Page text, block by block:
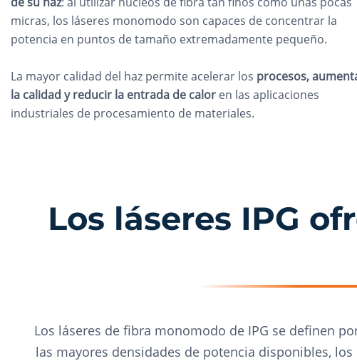
micras, los láseres monomodo son capaces de concentrar la
potencia en puntos de tamaño extremadamente pequeño.
La mayor calidad del haz permite acelerar los procesos,
la calidad y reducir la entrada de calor en las aplicaciones
industriales de procesamiento de materiales.
Los láseres IPG
Los láseres de fibra monomodo de IPG se definen
las mayores densidades de potencia disponibles,